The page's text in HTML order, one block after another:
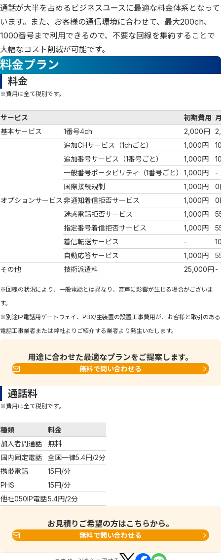
通話が大半を占めるビジネスユースに最適な料金体系となって
います。また、お客様の通信環境に合わせて、最大200ch、
1000番号まで利用できるので、不要な回線を集約することで
大幅なコスト削減が可能です。
料金プラン
料金
※費用は全て税別です。
サービス 初期費用
基本サービス
1番号4ch 2,000円
オプションサービス
追加CHサービス（1chごと） 1,000円
追加番号サービス（1番号ごと）
1,000円
一般番号ポータビリティ（1番号ごと）
1,000円
-
国際接続規制
1,000円
0
非通知着信拒否サービス
1,000円
0
迷惑電話拒否サービス
1,000円
指定番号着信拒否サービス
1,000円
着信転送サービス
-
自動応答サービス
1,000円
その他
技術派遣料 25,000円-
※回線の状況により、一般電話とは異なり、音声に影響が生じる場合がございま
す。
※別途IP電話用ゲートウェイ、PBX/主装置の設置工事費用が、お客様と取引のある
電話工事業者または弊社よりご紹介する業者より発生いたします。
用途に合わせた最適なプランをご提案します。
無料で問い合わせる
通話料
※費用は全て税別です。
種類
料金
加入者間通話
無料
国内固定電話
全国一律5.4円/2分
携帯電話
15円/分
PHS
15円/分
他社050IP電話5.4円/2分
お見積りご希望の方はこちらから。
無料で問い合わせる